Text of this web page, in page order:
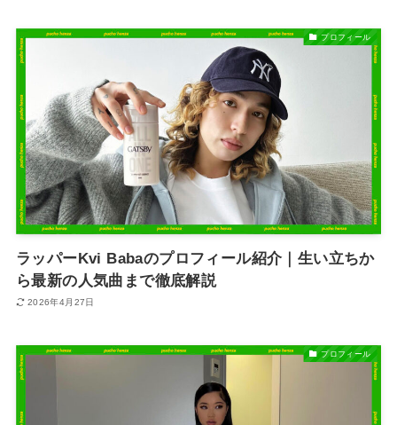
プロフィール
ラッパーKvi Babaのプロフィール紹介｜生い立ちか
ら最新の人気曲まで徹底解説
2026年4月27日
プロフィール